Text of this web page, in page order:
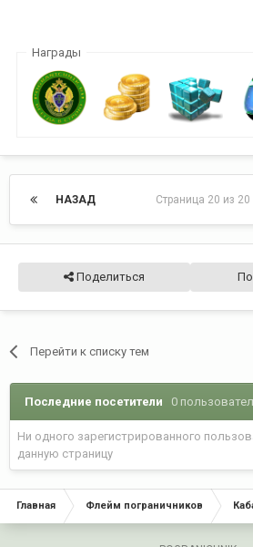
Награды
НАЗАД Страница 20 из 20
Поделиться
Перейти к списку тем
Последние посетители 0
Ни одного зарегистрированного
данную страницу
Главная Флейм пограничников